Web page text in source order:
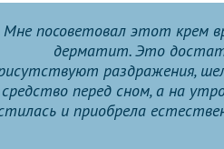
Мне посоветовал этот крем
дерматит. Это
раздражения,
средство перед сном, а на
и приобрела